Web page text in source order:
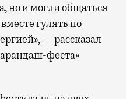
но и могли общаться
гулять по
— рассказал
феста»